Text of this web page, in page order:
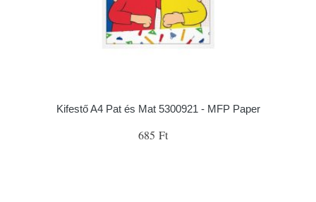
Kifestő A4 Pat és Mat 5300921 - MFP Paper
685 Ft